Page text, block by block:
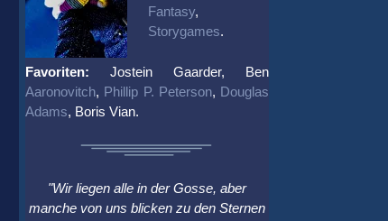
Fantasy,
Storygames.
Favoriten: Jostein Gaarder, Ben
Aaronovitch, Phillip P. Peterson, Douglas
Adams, Boris Vian.
"Wir liegen alle in der Gosse, aber
manche von uns blicken zu den Sternen